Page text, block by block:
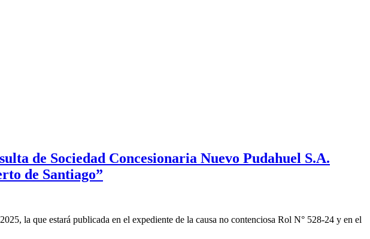
de Sociedad Concesionaria Nuevo Pudahuel S.A.
de Santiago”
la que estará publicada en el expediente de la causa no contenciosa Rol N° 528-24 y en el